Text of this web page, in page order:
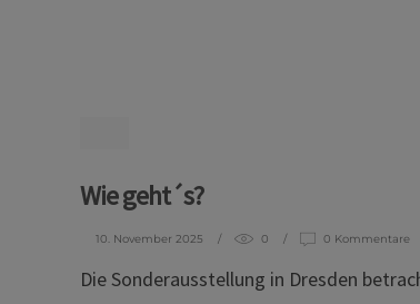
Wie geht´s?
10. November 2025 0 0 Kommentare
Die Sonderausstellung in Dresden